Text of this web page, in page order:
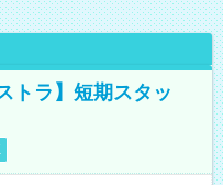
トラ】短期スタッ